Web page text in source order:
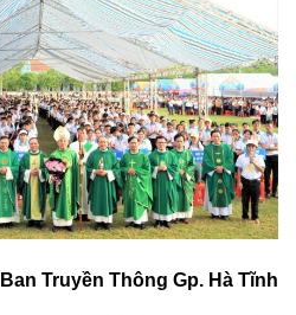
Ban Truyền Thông Gp. Hà Tĩnh